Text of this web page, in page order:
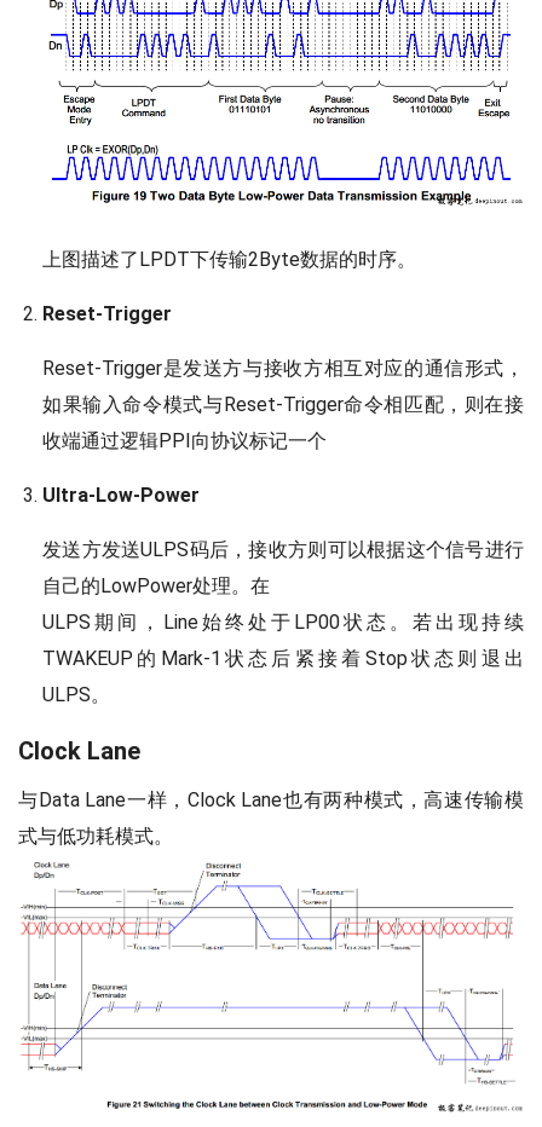
上图描述了LPDT下传输2Byte数据的时序。
Reset-Trigger
Reset-Trigger是发送方与接收方相互对应的通信形式，
如果输入命令模式与Reset-Trigger命令相匹配，则在接
收端通过逻辑PPI向协议标记一个
Ultra-Low-Power
发送方发送ULPS码后，接收方则可以根据这个信号进行
自己的LowPower处理。在
ULPS期间，Line始终处于LP00状态。若出现持续
TWAKEUP的Mark-1状态后紧接着Stop状态则退出
ULPS。
Clock Lane
与Data Lane一样，Clock Lane也有两种模式，高速传输模
式与低功耗模式。